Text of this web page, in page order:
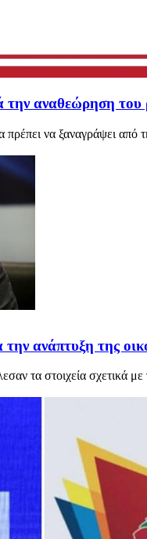
την αναθεώρηση
να ξαναγράψει
ανάπτυξη της
τα στοιχεία σχετικά με